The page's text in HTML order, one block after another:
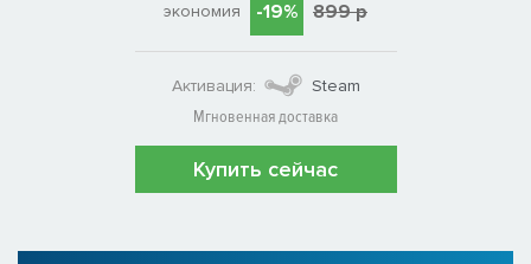
экономия -19% 899 р
Активация:
Steam
Мгновенная доставка
Купить сейчас